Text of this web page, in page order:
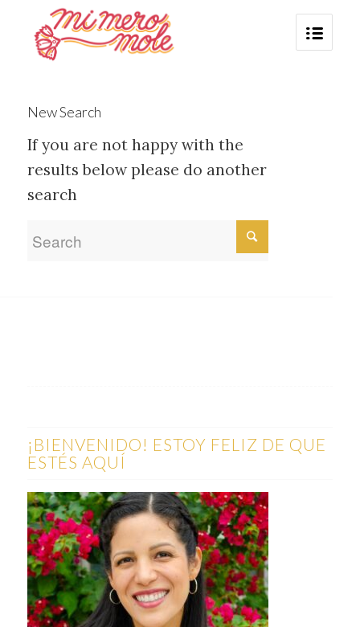
New Search
If you are not happy with the
results below please do another
search
¡BIENVENIDO! ESTOY FELIZ DE QUE
ESTÉS AQUÍ